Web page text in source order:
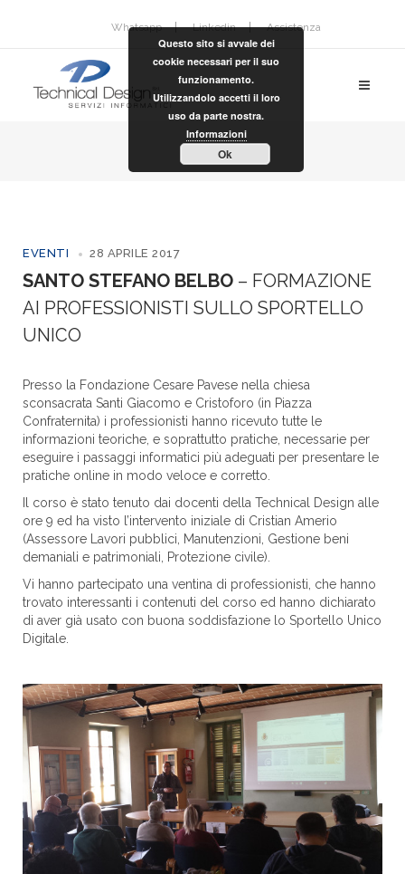
Whatsapp Linkedin Assistenza
EVENTI 28 APRILE 2017
SANTO STEFANO BELBO – FORMAZIONE
AI PROFESSIONISTI SULLO SPORTELLO
UNICO
Presso la Fondazione Cesare Pavese nella chiesa
sconsacrata Santi Giacomo e Cristoforo (in Piazza
Confraternita) i professionisti hanno ricevuto tutte le
informazioni teoriche, e soprattutto pratiche, necessarie per
eseguire i passaggi informatici più adeguati per presentare le
pratiche online in modo veloce e corretto.
Il corso è stato tenuto dai docenti della Technical Design alle
ore 9 ed ha visto l’intervento iniziale di Cristian Amerio
(Assessore Lavori pubblici, Manutenzioni, Gestione beni
demaniali e patrimoniali, Protezione civile).
Vi hanno partecipato una ventina di professionisti, che hanno
trovato interessanti i contenuti del corso ed hanno dichiarato
di aver già usato con buona soddisfazione lo Sportello Unico
Digitale.
Questo sito si avvale dei
cookie necessari per il suo
funzionamento.
Utilizzandolo accetti il loro
uso da parte nostra.
Informazioni
Ok